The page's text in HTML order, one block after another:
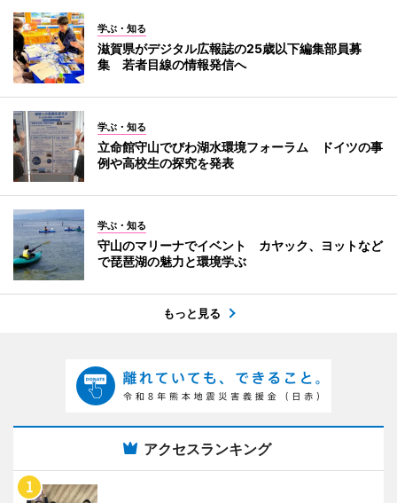
学ぶ・知る
滋賀県がデジタル広報誌の25歳以下編集部員募
集 若者目線の情報発信へ
学ぶ・知る
立命館守山でびわ湖水環境フォーラム ドイツの事
例や高校生の探究を発表
学ぶ・知る
守山のマリーナでイベント カヤック、ヨットなど
で琵琶湖の魅力と環境学ぶ
もっと見る
アクセスランキング